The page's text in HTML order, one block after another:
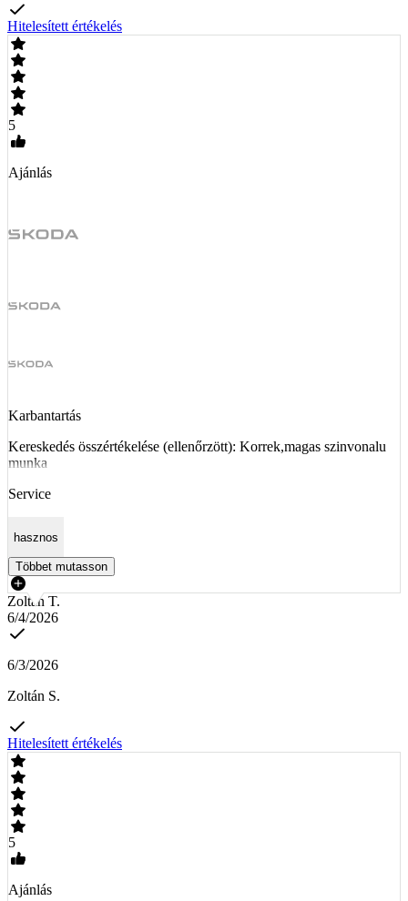
Hitelesített értékelés
5
Ajánlás
Karbantartás
Kereskedés összértékelése (ellenőrzött): Korrek,magas szinvonalu
munka
Service
hasznos
Többet mutasson
Zoltán T.
6/4/2026
6/3/2026
Zoltán S.
Hitelesített értékelés
5
Ajánlás